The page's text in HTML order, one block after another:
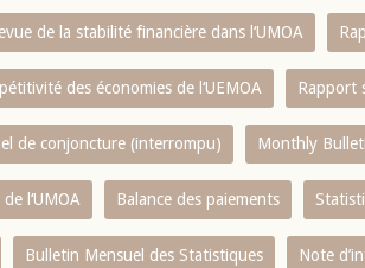
de la stabilité financière dans l‘UMOA
des économies de l‘UEMOA Rapport
de conjoncture (interrompu) Monthly
l‘UMOA Balance des paiements
Bulletin Mensuel des Statistiques Note